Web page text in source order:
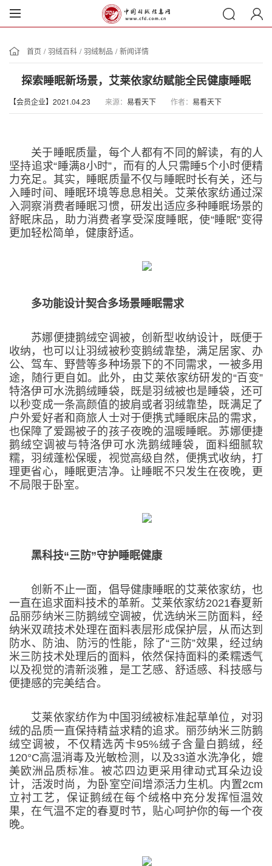
首页 / 羽绒百科 / 羽绒制品 / 新闻详情
探索睡眠新场景，艾莱依家纺赋能全民健康睡眠
【会员企业】2021.04.23 来源： 易看天下 作者： 易看天下
关于睡眠质量，每个人都有不同的解读，有的人
坚持追求“睡满8小时”，而有的人只需睡5个小时便精
力充足。其实，睡眠质量不仅与睡眠时长有关，还与
入睡时间、睡眠环境等息息相关。艾莱依家纺通过深
入洞察消费者睡眠习惯，研发出适应多种睡眠场景的
舒眠床品，助力消费者享受深度睡眠，使“睡眠”变得
更加轻松简单，健康舒适。
多功能设计契合多场景睡眠需求
苏娜便捷鹅绒空调被，创新型收纳设计，既便于
收纳，也可以让羽绒被秒变鹅绒靠垫，满足居家、办
公、驾车、野营等多种场景下的不同需求，一被多用
途，随行更自如。此外，由艾莱依家纺研发的“百变”
特洛伊可水洗鹅绒睡袋，既是羽绒被也是睡袋，还可
以秒变成一条高颜值的披肩或者羽绒靠垫，既满足了
户外爱好者和商旅人士对于便携式睡眠床品的需求，
也保障了爱踢被子的孩子夜晚的温暖睡眠。苏娜便捷
鹅绒空调被与特洛伊可水洗鹅绒睡袋，面料细腻软
糯，羽绒蓬松保暖，视觉高级自然，便携式收纳，打
理更省心，睡眠更洁净。让睡眠不只发生在夜晚，更
不局限于卧室。
黑科技“三防”守护睡眠健康
创新不止一面，倡导健康睡眠的艾莱依家纺，也
一直在追求面料技术的革新。艾莱依家纺2021春夏新
品丽莎纳米三防鹅绒空调被，优选纳米三防面料，经
纳米双疏技术处理在面料表层形成保护层，从而达到
防水、防油、防污的性能，除了“三防”效果，经过纳
米三防技术处理后的面料，依然保持面料的柔糯透气
以及视觉的清新淡雅，是工艺感、舒适感、科技感与
便捷感的完美结合。
艾莱依家纺作为中国羽绒被标准起草单位，对羽
绒的品质一直保持精益求精的追求。丽莎纳米三防鹅
绒空调被，不仅精选芮卡95%绒子含量白鹅绒，经
120°C高温消毒及光敏检测，以及33道水洗净化，媲
美欧洲品质标准。被芯四边更采用律动式耳朵边设
计，活泼时尚，为卧室空间增添活力生机。内置2cm
立衬工艺，保证鹅绒在每个绒格中充分发挥恒温效
果，在气温不定的春夏时节，贴心呵护你的每一个夜
晚。